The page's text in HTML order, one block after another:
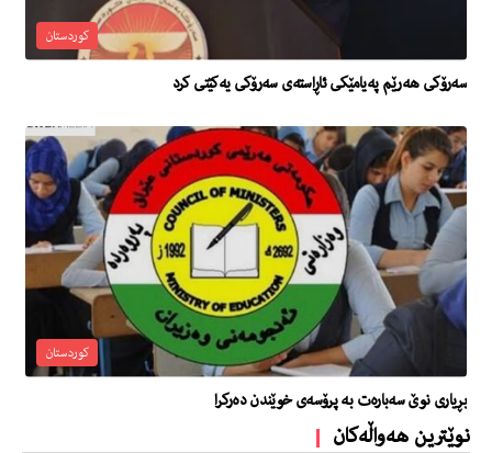
کوردستان
سەرۆکی هەرێم پەیامێکی ئاڕاستەی سەرۆکی یەکێتی کرد
کوردستان
بڕیاری نوێ سەبارەت بە پرۆسەی خوێندن دەرکرا
نوێترین هەواڵەکان